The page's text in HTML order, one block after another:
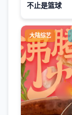
不止是篮球
大陆综艺